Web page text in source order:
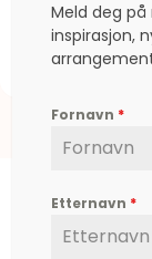
3.570,00
Meld deg
inspirasjon,
Fornavn *
Etternavn *